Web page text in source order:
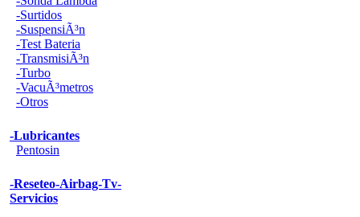
-Surtidos
-SuspensiÃ³n
-Test Bateria
-TransmisiÃ³n
-Turbo
-VacuÃ³metros
-Otros
-Lubricantes
Pentosin
-Reseteo-Airbag-Tv-
Servicios